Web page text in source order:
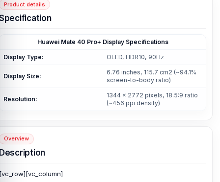
Product details
Huawei Mate 40 Pro+ Display Specifications
Display Type: OLED, HDR10, 90Hz
Display Size:
6.76 inches, 115.7 cm2 (~94.1%
screen-to-body ratio)
Resolution:
1344 x 2772 pixels, 18.5:9 ratio
(~456 ppi density)
Overview